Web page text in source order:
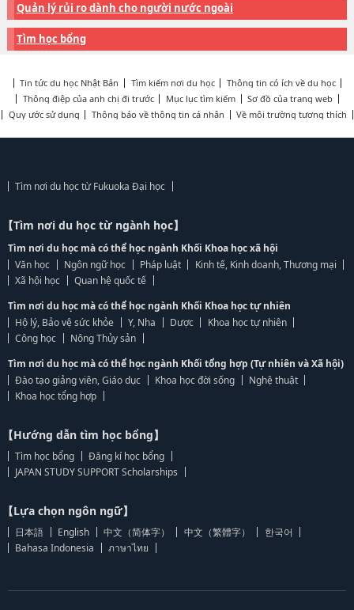
Quản lý rủi ro dành cho người nước ngoài
Tìm học bổng
Tin tức du học Nhật Bản Tìm kiếm nơi du học
Thông tin có ích về du học
Thông điệp của anh chị đi trước
Mục lục tìm kiếm
Sơ đồ của trang web
Quy ước sử dụng
Thông báo về thông tin cá nhân Về môi trường tương thích
Tìm nơi du học từ Fukuoka Đại học
【Tìm nơi du học từ ngành học】
Tìm nơi du học mà có thể học ngành Khối Khoa học xã hội
Văn học
Ngôn ngữ học Pháp luật
Kinh tế, Kinh doanh, Thương mại
Xã hội học
Quan hệ quốc tế
Tìm nơi du học mà có thể học ngành Khối Khoa học tự nhiên
Hộ lý, Bảo vệ sức khỏe
Y, Nha Dược
Khoa học tự nhiên
Công học
Nông Thủy sản
Tìm nơi du học mà có thể học ngành Khối tổng hợp (Tự nhiên và Xã hội)
Đào tạo giảng viên, Giáo dục
Khoa học đời sống
Nghệ thuật
Khoa học tổng hợp
【Hướng dẫn tìm học bổng】
Tìm học bổng
Đăng kí học bổng
JAPAN STUDY SUPPORT Scholarships
【Lựa chọn ngôn ngữ】
日本語 English 中文（简体字） 中文（繁體字）
한국어
Bahasa Indonesia
ภาษาไทย